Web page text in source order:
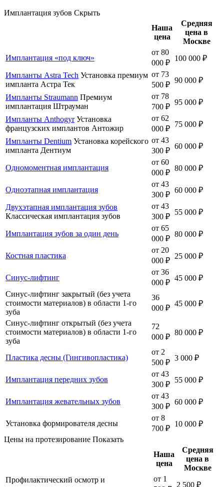
Имплантация зубов Скрыть
Наша
цена
Средняя
цена в
Москве
Имплантация «под ключ»
от 80
000 ₽
100 000 ₽
Импланты Astra Tech Установка премиум
импланта Астра Тек
от 73
500 ₽
90 000 ₽
Импланты Straumann Премиум
имплантация Штрауман
от 78
700 ₽
95 000 ₽
Импланты Anthogyr Установка
французских имплантов Антожир
от 62
000 ₽
75 000 ₽
Импланты Dentium Установка корейского
импланта Дентиум
от 43
300 ₽
60 000 ₽
Одномоментная имплантация
от 60
000 ₽
80 000 ₽
Одноэтапная имплантация
от 43
300 ₽
60 000 ₽
Двухэтапная имплантация зубов
Классическая имплантация зубов
от 43
300 ₽
55 000 ₽
Имплантация зубов за один день
от 65
000 ₽
80 000 ₽
Костная пластика
от 20
000 ₽
25 000 ₽
Синус-лифтинг
от 36
000 ₽
45 000 ₽
Синус-лифтинг закрытый (без учета
стоимости материалов) в области 1-го
зуба
36
000 ₽
45 000 ₽
Синус-лифтинг открытый (без учета
стоимости материалов) в области 1-го
зуба
72
000 ₽
80 000 ₽
Пластика десны (Гингивопластика)
от 2
500 ₽
3 000 ₽
Имплантация передних зубов
от 43
300 ₽
55 000 ₽
Имплантация жевательных зубов
от 43
300 ₽
60 000 ₽
Установка формирователя десны
от 8
700 ₽
10 000 ₽
Цены на протезирование Показать
Наша
цена
Средняя
цена в
Москве
Профилактический осмотр и
от 1
2 500 ₽